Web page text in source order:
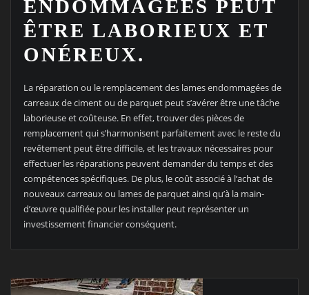
ENDOMMAGÉES PEUT
ÊTRE LABORIEUX ET
ONÉREUX.
La réparation ou le remplacement des lames endommagées de
carreaux de ciment ou de parquet peut s’avérer être une tâche
laborieuse et coûteuse. En effet, trouver des pièces de
remplacement qui s’harmonisent parfaitement avec le reste du
revêtement peut être difficile, et les travaux nécessaires pour
effectuer les réparations peuvent demander du temps et des
compétences spécifiques. De plus, le coût associé à l’achat de
nouveaux carreaux ou lames de parquet ainsi qu’à la main-
d’œuvre qualifiée pour les installer peut représenter un
investissement financier conséquent.